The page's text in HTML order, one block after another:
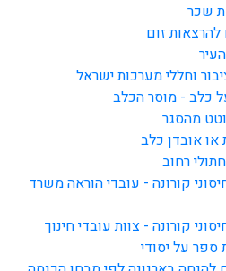
שכר
זום
וחללי מערכות ישראל
כלב - מוסר הכלב
מהסגר
אובדן כלב
רחוב
קורונה - עובדי הוראה משרד
קורונה - צוות עובדי חינוך
ספר על יסודי